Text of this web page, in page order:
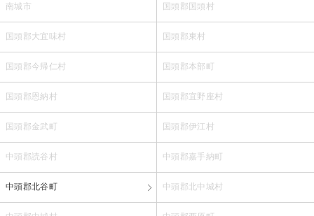
南城市 国頭郡国頭村
国頭郡大宜味村 国頭郡東村
国頭郡今帰仁村 国頭郡本部町
国頭郡恩納村 国頭郡宜野座村
国頭郡金武町 国頭郡伊江村
中頭郡読谷村 中頭郡嘉手納町
中頭郡北谷町 中頭郡北中城村